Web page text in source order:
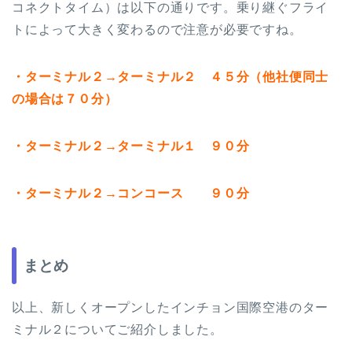
コネクトタイム）は以下の通りです。乗り継ぐフライ
トによって大きく変わるので注意が必要ですね。
・ターミナル２→ターミナル２ ４５分（他社便同士
の場合は７０分）
・ターミナル２→ターミナル１ ９０分
・ターミナル２→コンコース ９０分
まとめ
以上、新しくオープンしたインチョン国際空港のター
ミナル２についてご紹介しました。